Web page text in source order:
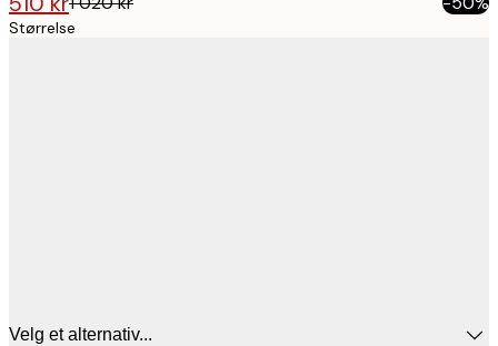
Størrelse
Velg et alternativ...